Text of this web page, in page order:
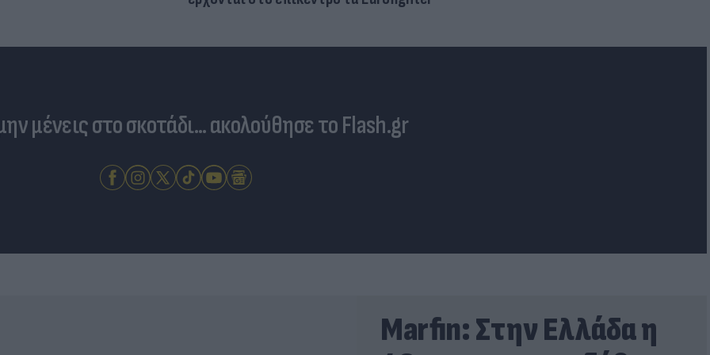
μένεις στο σκοτάδι... ακολούθησε το Flash.gr
Marfin: Στην Ελλάδα η